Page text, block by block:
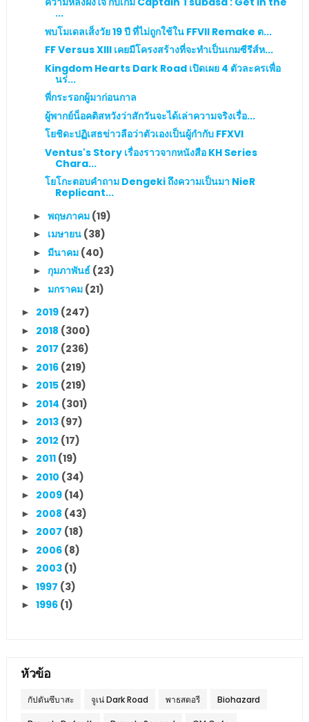
...
พบโมเดลเส็งวัย 19 ปี ที่ไม่ถูกใช้ใน FFVII Remake ต...
FF Versus XIII เคยมีโครงสร้างที่จะทำเป็นเกมซีรีส์ห...
Kingdom Hearts Dark Road เปิดเผย 4 ตัวละครเพื่อ
นร่...
พี่กระรอกผู้มาก่อนกาล
ผู้พากย์น็อคติสหวังว่าสักวันจะได้เล่าความจริงเรื่อ...
โยชิดะปฏิเสธข่าวลือว่าตัวเองเป็นผู้กำกับ FFXVI
Ventus's Story เรื่องราวจากหนังสือ KH Series
Chara...
โยโกะตอบคำถาม Dengeki ถึงความเป็นมา NieR
Replicant...
► พฤษภาคม (19)
► เมษายน (38)
► มีนาคม (40)
► กุมภาพันธ์ (23)
► มกราคม (21)
► 2019 (247)
► 2018 (300)
► 2017 (236)
► 2016 (219)
► 2015 (219)
► 2014 (301)
► 2013 (97)
► 2012 (17)
► 2011 (19)
► 2010 (34)
► 2009 (14)
► 2008 (43)
► 2007 (18)
► 2006 (8)
► 2003 (1)
► 1997 (3)
► 1996 (1)
หัวข้อ
กัปตันซึบาสะ จูเน่ Dark Road พาธสตอรี Biohazard